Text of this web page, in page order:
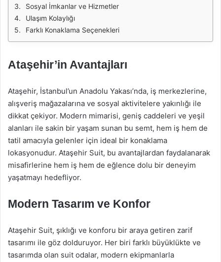
Sosyal İmkanlar ve Hizmetler
Ulaşım Kolaylığı
Farklı Konaklama Seçenekleri
Ataşehir’in Avantajları
Ataşehir, İstanbul’un Anadolu Yakası’nda, iş merkezlerine,
alışveriş mağazalarına ve sosyal aktivitelere yakınlığı ile
dikkat çekiyor. Modern mimarisi, geniş caddeleri ve yeşil
alanları ile sakin bir yaşam sunan bu semt, hem iş hem de
tatil amacıyla gelenler için ideal bir konaklama
lokasyonudur. Ataşehir Suit, bu avantajlardan faydalanarak
misafirlerine hem iş hem de eğlence dolu bir deneyim
yaşatmayı hedefliyor.
Modern Tasarım ve Konfor
Ataşehir Suit, şıklığı ve konforu bir araya getiren zarif
tasarımı ile göz dolduruyor. Her biri farklı büyüklükte ve
tasarımda olan suit odalar, modern ekipmanlarla